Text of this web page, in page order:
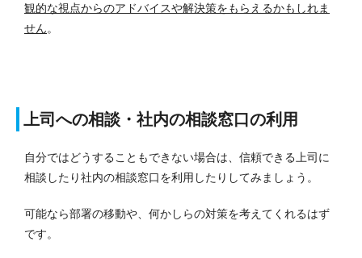
観的な視点からのアドバイスや解決策をもらえるかもしれま
せん。
上司への相談・社内の相談窓口の利用
自分ではどうすることもできない場合は、信頼できる上司に
相談したり社内の相談窓口を利用したりしてみましょう。
可能なら部署の移動や、何かしらの対策を考えてくれるはず
です。